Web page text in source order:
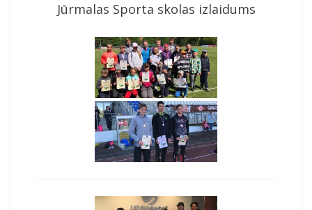
Jūrmalas Sporta skolas izlaidums